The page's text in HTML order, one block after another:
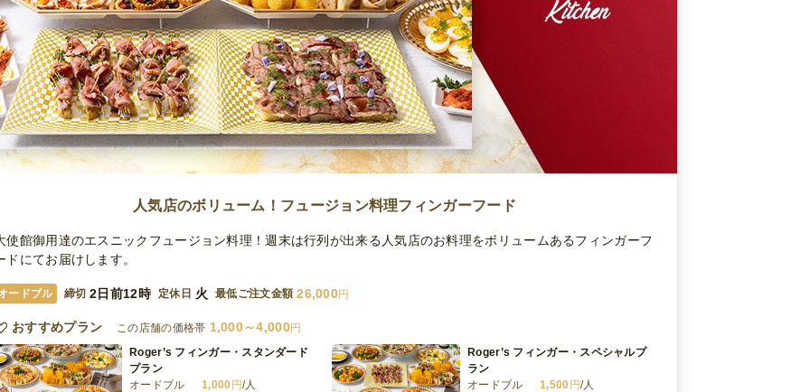
人気店のボリューム！フュージョン料理フィンガーフード
使館御用達のエスニックフュージョン料理！週末は行列が出来る人気店のお料理をボリュームあるフィンガーフ
ドにてお届けします。
ードブル 締切 2日前12時 定休日 火 最低ご注文金額 26,000円
おすすめプラン この店舗の価格帯 1,000～4,000円
Roger’s フィンガー・スタンダード
プラン
オードブル
1,000 円/人
Roger’s フィンガー・スペシャルプ
ラン
オードブル
1,500 円/人